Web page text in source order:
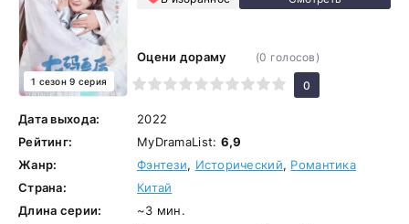
1 сезон 9 серия
Оцени дораму
1
2 3 4 5 6 7 8 9 10
(0 голосов)
0
Дата выхода:
2022
Рейтинг:
MyDramaList: 6,9
Жанр:
Фэнтези, Исторический, Романтика
Страна:
Китай
Длина серии:
~3 мин.